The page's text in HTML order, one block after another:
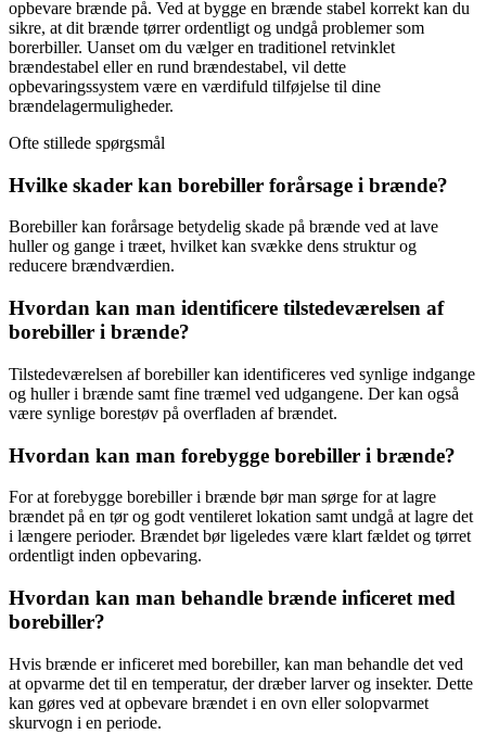
opbevare brænde på. Ved at bygge en brænde stabel korrekt kan du
sikre, at dit brænde tørrer ordentligt og undgå problemer som
borerbiller. Uanset om du vælger en traditionel retvinklet
brændestabel eller en rund brændestabel, vil dette
opbevaringssystem være en værdifuld tilføjelse til dine
brændelagermuligheder.
Ofte stillede spørgsmål
Hvilke skader kan borebiller forårsage i brænde?
Borebiller kan forårsage betydelig skade på brænde ved at lave
huller og gange i træet, hvilket kan svække dens struktur og
reducere brændværdien.
Hvordan kan man identificere tilstedeværelsen af
borebiller i brænde?
Tilstedeværelsen af borebiller kan identificeres ved synlige indgange
og huller i brænde samt fine træmel ved udgangene. Der kan også
være synlige borestøv på overfladen af brændet.
Hvordan kan man forebygge borebiller i brænde?
For at forebygge borebiller i brænde bør man sørge for at lagre
brændet på en tør og godt ventileret lokation samt undgå at lagre det
i længere perioder. Brændet bør ligeledes være klart fældet og tørret
ordentligt inden opbevaring.
Hvordan kan man behandle brænde inficeret med
borebiller?
Hvis brænde er inficeret med borebiller, kan man behandle det ved
at opvarme det til en temperatur, der dræber larver og insekter. Dette
kan gøres ved at opbevare brændet i en ovn eller solopvarmet
skurvogn i en periode.